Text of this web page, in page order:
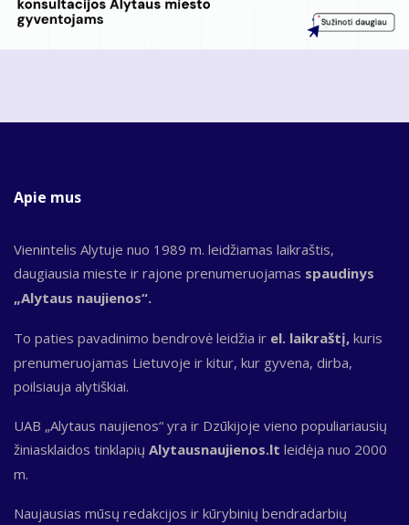
Apie mus
Vienintelis Alytuje nuo 1989 m. leidžiamas laikraštis,
daugiausia mieste ir rajone prenumeruojamas spaudinys
„Alytaus naujienos“.
To paties pavadinimo bendrovė leidžia ir el. laikraštį, kuris
prenumeruojamas Lietuvoje ir kitur, kur gyvena, dirba,
poilsiauja alytiškiai.
UAB „Alytaus naujienos“ yra ir Dzūkijoje vieno populiariausių
žiniasklaidos tinklapių Alytausnaujienos.lt leidėja nuo 2000
m.
Naujausias mūsų redakcijos ir kūrybinių bendradarbių